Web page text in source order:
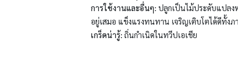
การใช้งานและอื่นๆ: ปลูกเป็นไม้ประดับแปล
อยู่เสมอ แข็งแรงทนทาน เจริญเติบโตได้ดีทั้งภ
เกร็ดน่ารู้: ถิ่นกำเนิดในทวีปเอเชีย